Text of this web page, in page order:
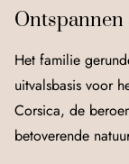
Ontspannen
Het familie
uitvalsbasis voor
Corsica, de
betoverende